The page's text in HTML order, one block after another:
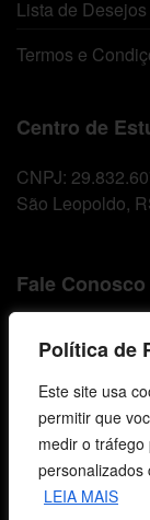
Política de
Este site usa
permitir que
medir o
personalizados
LEIA MAIS
Lista de Desejos
Termos e
Centro de
CNPJ:
São Leopoldo,
Fale Conosco
WhatsApp /
+55 (51) 99734-
WhatsApp /